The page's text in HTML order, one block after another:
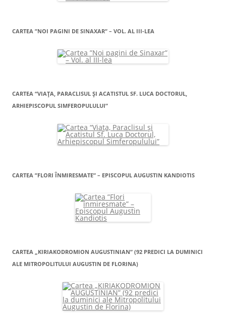
CARTEA ”NOI PAGINI DE SINAXAR” – VOL. AL III-LEA
CARTEA “VIAŢA, PARACLISUL ŞI ACATISTUL SF. LUCA DOCTORUL,
ARHIEPISCOPUL SIMFEROPULULUI”
CARTEA ”FLORI ÎNMIRESMATE” – EPISCOPUL AUGUSTIN KANDIOTIS
CARTEA „KIRIAKODROMION AUGUSTINIAN” (92 PREDICI LA DUMINICI
ALE MITROPOLITULUI AUGUSTIN DE FLORINA)